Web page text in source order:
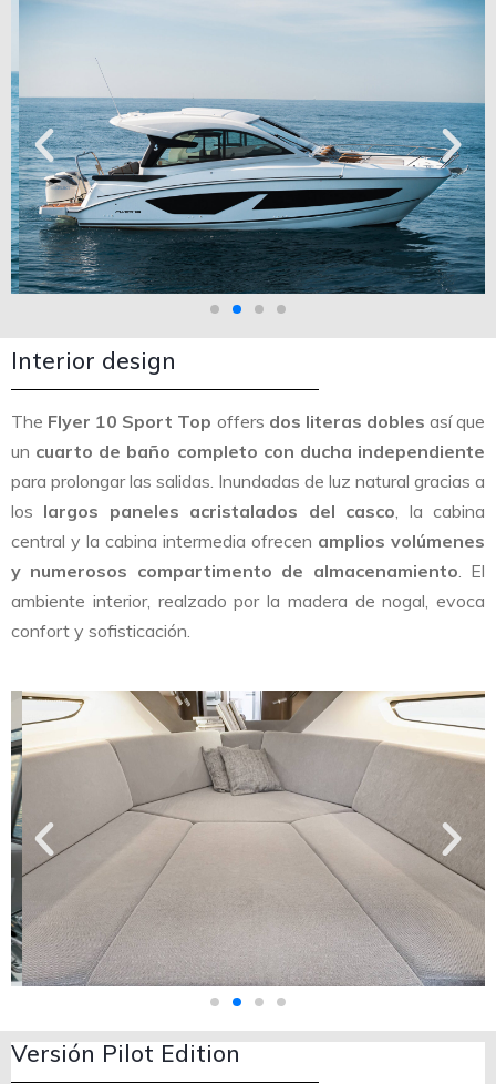
Interior design
The Flyer 10 Sport Top offers dos literas dobles así que
un cuarto de baño completo con ducha independiente
para prolongar las salidas. Inundadas de luz natural gracias a
los largos paneles acristalados del casco , la cabina
central y la cabina intermedia ofrecen amplios volúmenes
y numerosos compartimento de almacenamiento . El
ambiente interior, realzado por la madera de nogal, evoca
confort y sofisticación.
Versión Pilot Edition